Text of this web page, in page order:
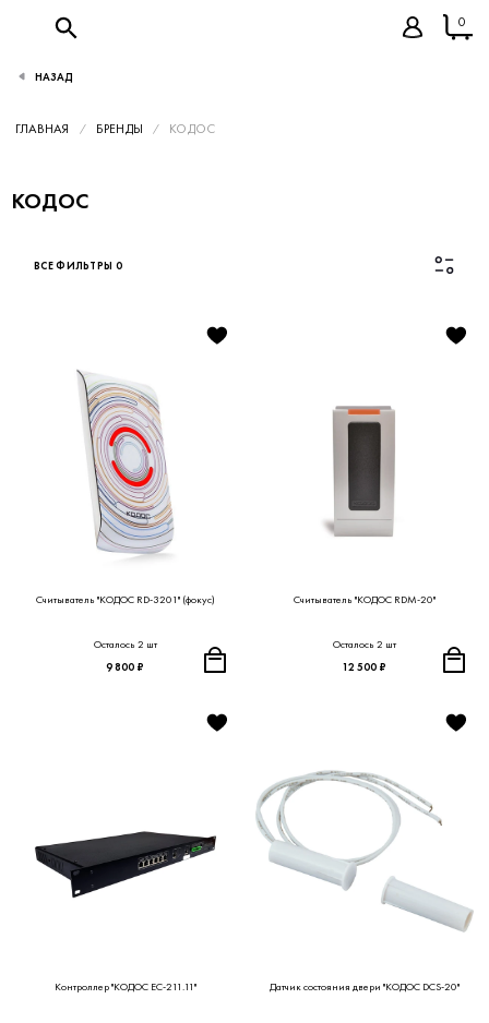
0
ГЛАВНАЯ БРЕНДЫ КОДОС
КОДОС
ВСЕ ФИЛЬТРЫ 0
Считыватель "КОДОС RD-3201" (фокус)
Осталось 2 шт
9 800 ₽
Считыватель "КОДОС RDM-20"
Осталось 2 шт
12 500 ₽
Контроллер "КОДОС ЕС-211.11" Датчик состояния двери "КОДОС DCS-20"
НАЗАД